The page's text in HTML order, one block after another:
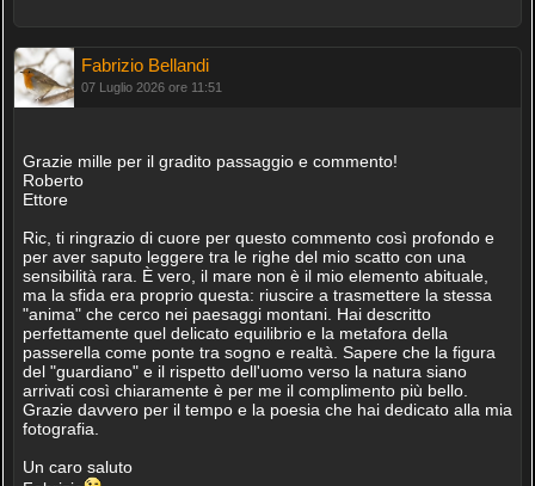
Fabrizio Bellandi
07 Luglio 2026 ore 11:51
Grazie mille per il gradito passaggio e commento!
Roberto
Ettore
Ric, ti ringrazio di cuore per questo commento così profondo e
per aver saputo leggere tra le righe del mio scatto con una
sensibilità rara. È vero, il mare non è il mio elemento abituale,
ma la sfida era proprio questa: riuscire a trasmettere la stessa
"anima" che cerco nei paesaggi montani. Hai descritto
perfettamente quel delicato equilibrio e la metafora della
passerella come ponte tra sogno e realtà. Sapere che la figura
del "guardiano" e il rispetto dell'uomo verso la natura siano
arrivati così chiaramente è per me il complimento più bello.
Grazie davvero per il tempo e la poesia che hai dedicato alla mia
fotografia.
Un caro saluto